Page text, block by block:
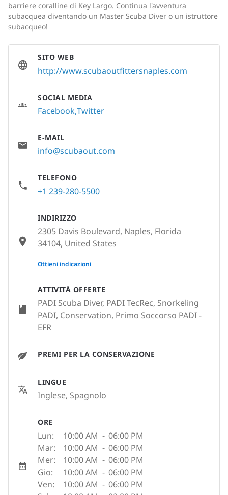
barriere coralline di Key Largo. Continua l'avventura
subacquea diventando un Master Scuba Diver o un istruttore
subacqueo!
ATTIVITÀ OFFERTE
PADI Scuba Diver, PADI TecRec, Snorkeling
PADI, Conservation, Primo Soccorso PADI -
EFR
PREMI PER LA CONSERVAZIONE
LINGUE
Inglese, Spagnolo
ORE
Lun: 10:00 AM - 06:00 PM
Mar:
10:00 AM - 06:00 PM
Mer:
10:00 AM - 06:00 PM
Gio:
10:00 AM - 06:00 PM
Ven:
10:00 AM - 06:00 PM
SITO WEB
http://www.scubaoutfittersnaples.com
SOCIAL MEDIA
FacebookTwitter
E-MAIL
info@scubaout.com
TELEFONO
+1 239-280-5500
INDIRIZZO
2305 Davis Boulevard, Naples, Florida
34104, United States
None
Ottieni indicazioni